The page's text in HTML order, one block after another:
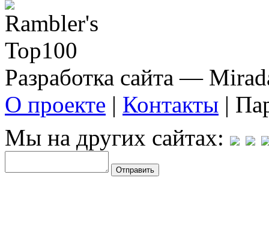
Разработка сайта —
О проекте | Контакты |
Мы на других сайтах: